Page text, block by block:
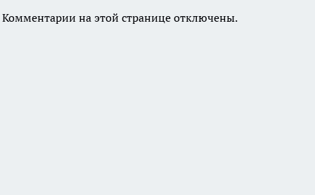
Комментарии на этой странице отключены.